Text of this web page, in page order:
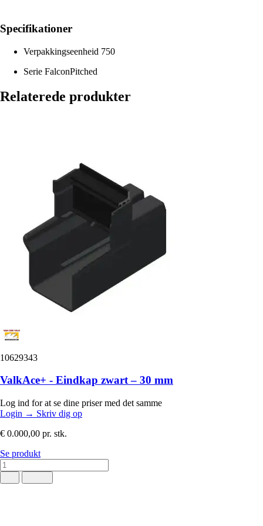
Specifikationer
Verpakkingseenheid 750
Serie FalconPitched
Relaterede produkter
10629343
ValkAce+ - Eindkap zwart – 30 mm
Log ind for at se dine priser med det samme
Login → Skriv dig op
€ 0.000,00 pr. stk.
Se produkt